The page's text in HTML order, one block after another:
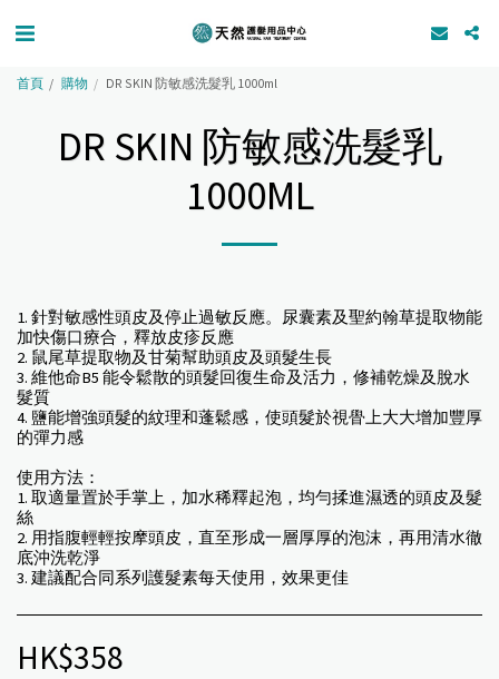
首頁 購物 DR SKIN 防敏感洗髮乳 1000ml
DR SKIN 防敏感洗髮乳
1000ML
1. 針對敏感性頭皮及停止過敏反應。尿囊素及聖約翰草提取物能
加快傷口療合，釋放皮疹反應
2. 鼠尾草提取物及甘菊幫助頭皮及頭髮生長
3. 維他命B5 能令鬆散的頭髮回復生命及活力，修補乾燥及脫水
髮質
4. 鹽能增強頭髮的紋理和蓬鬆感，使頭髮於視䁷上大大增加豐厚
的彈力感
使用方法：
1. 取適量置於手掌上，加水稀釋起泡，均勻揉進濕透的頭皮及髮
絲
2. 用指腹輕輕按摩頭皮，直至形成一層厚厚的泡沫，再用清水徹
底沖洗乾淨
3. 建議配合同系列護髮素每天使用，效果更佳
HK$358